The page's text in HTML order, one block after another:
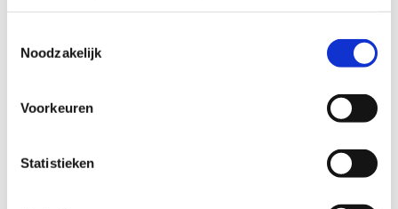
Noodzakelijk
Voorkeuren
Statistieken
grotere organisaties, zonder externe consultants in te
Hoe begin je met Copilot voor het schrijven
Voor het gebruik van Copilot heb je een Microsoft 365-
licentie nodig, met een aanvullende Copilot-licentie per
toevoeging op je bestaande Microsoft 365-omgeving.